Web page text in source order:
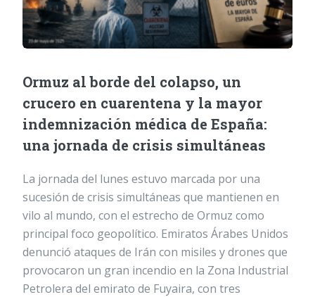
Ormuz al borde del colapso, un
crucero en cuarentena y la mayor
indemnización médica de España:
una jornada de crisis simultáneas
La jornada del lunes estuvo marcada por una
sucesión de crisis simultáneas que mantienen en
vilo al mundo, con el estrecho de Ormuz como
principal foco geopolítico. Emiratos Árabes Unidos
denunció ataques de Irán con misiles y drones que
provocaron un gran incendio en la Zona Industrial
Petrolera del emirato de Fuyaira, con tres